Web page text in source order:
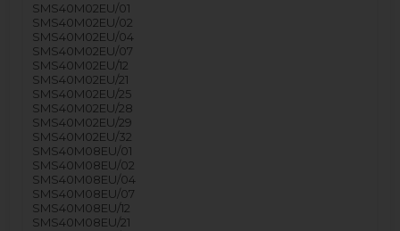
SMS40M02EU/01
SMS40M02EU/02
SMS40M02EU/04
SMS40M02EU/07
SMS40M02EU/12
SMS40M02EU/21
SMS40M02EU/25
SMS40M02EU/28
SMS40M02EU/29
SMS40M02EU/32
SMS40M08EU/01
SMS40M08EU/02
SMS40M08EU/04
SMS40M08EU/07
SMS40M08EU/12
SMS40M08EU/21